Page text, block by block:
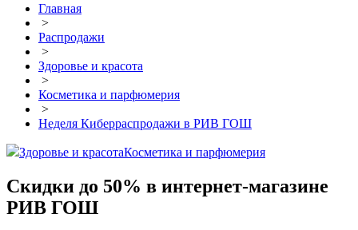
Главная
>
Распродажи
>
Здоровье и красота
>
Косметика и парфюмерия
>
Неделя Киберраспродажи в РИВ ГОШ
Здоровье и красотаКосметика и парфюмерия
Скидки до 50% в интернет-магазине
РИВ ГОШ